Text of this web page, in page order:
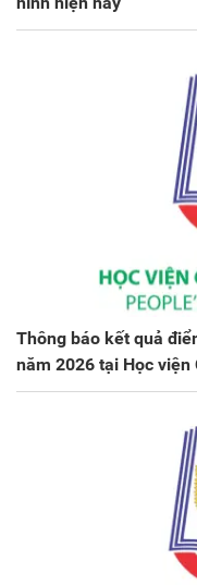
Thông báo kết quả
năm 2026 tại Học viện